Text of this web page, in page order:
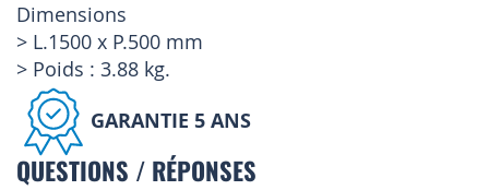
Dimensions
> L.1500 x P.500 mm
> Poids : 3.88 kg.
GARANTIE 5 ANS
QUESTIONS / RÉPONSES